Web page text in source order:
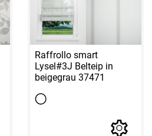
Raffrollo smart
Lysel #3J Belteip in
beigegrau 37471